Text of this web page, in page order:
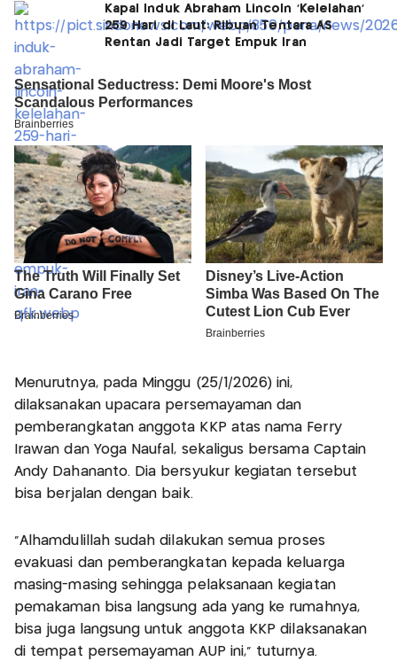
Kapal Induk Abraham Lincoln 'Kelelahan'
259 Hari di Laut: Ribuan Tentara AS
Rentan Jadi Target Empuk Iran
Menurutnya, pada Minggu (25/1/2026) ini,
dilaksanakan upacara persemayaman dan
pemberangkatan anggota KKP atas nama Ferry
Irawan dan Yoga Naufal, sekaligus bersama Captain
Andy Dahananto. Dia bersyukur kegiatan tersebut
bisa berjalan dengan baik.
"Alhamdulillah sudah dilakukan semua proses
evakuasi dan pemberangkatan kepada keluarga
masing-masing sehingga pelaksanaan kegiatan
pemakaman bisa langsung ada yang ke rumahnya,
bisa juga langsung untuk anggota KKP dilaksanakan
di tempat persemayaman AUP ini," tuturnya.